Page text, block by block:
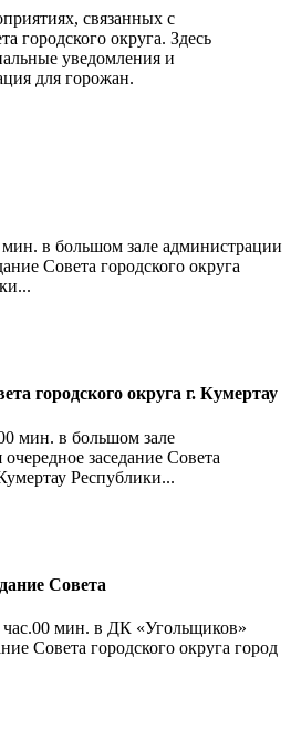
связанных с
городского округа. Здесь
уведомления и
для горожан.
мин. в большом зале администрации
Совета городского округа
городского округа г. Кумертау
мин. в большом зале
заседание Совета
Республики...
Совета
час.00 мин. в ДК «Угольщиков»
Совета городского округа город